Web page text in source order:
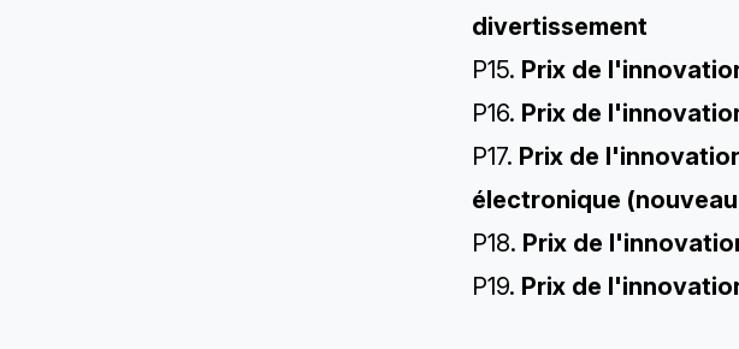
divertissement
P15. Prix de
P16. Prix de
P17. Prix de
électronique
P18. Prix de
P19. Prix de